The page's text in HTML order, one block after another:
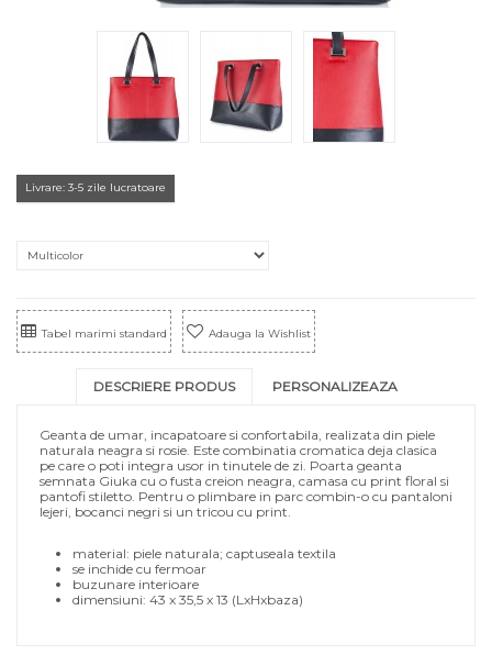
Livrare: 3-5 zile lucratoare
Tabel marimi standard Adauga la Wishlist
DESCRIERE PRODUS PERSONALIZEAZA
Geanta de umar, incapatoare si confortabila, realizata din piele
naturala neagra si rosie. Este combinatia cromatica deja clasica
pe care o poti integra usor in tinutele de zi. Poarta geanta
semnata Giuka cu o fusta creion neagra, camasa cu print floral si
pantofi stiletto. Pentru o plimbare in parc combin-o cu pantaloni
lejeri, bocanci negri si un tricou cu print.
material: piele naturala; captuseala textila
se inchide cu fermoar
buzunare interioare
dimensiuni: 43 x 35,5 x 13 (LxHxbaza)